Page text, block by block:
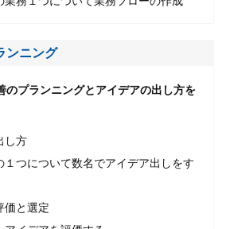
ンニング
のプランニングとアイデアの出し方を
し方
１つについて数名でアイデア出しをす
価と選定